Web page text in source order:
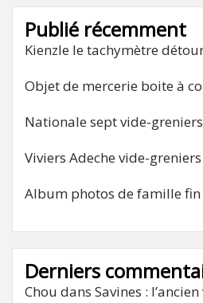
Publié récemment
Kienzle le tachymètre
Objet de mercerie boite à
Nationale sept vide-
Viviers Adeche vide-
Album photos de famille fin
Derniers
Chou dans Savines :